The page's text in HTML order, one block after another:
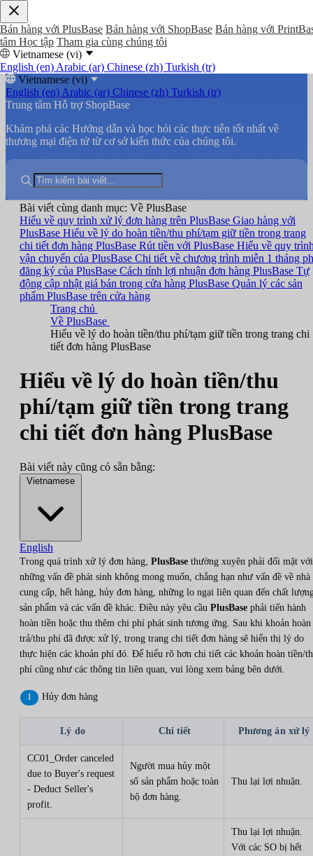
Bán hàng với PlusBase Bán hàng với ShopBase Bán hàng với
tâm Học tập Tham gia cùng chúng tôi
Vietnamese (vi)
English (en) Arabic (ar) Chinese (zh) Turkish (tr)
Vietnamese (vi)
English (en) Arabic (ar) Chinese (zh) Turkish (tr)
Trung tâm Hỗ trợ ShopBase
Khám phá các Hướng dẫn và học hỏi các thực tiễn tốt nhất về
thương mại điện tử từ cơ sở kiến thức của chúng tôi.
Bài viết cùng danh mục: Về PlusBase
Hiểu về quy trình xử lý đơn hàng trên PlusBase Giao hàng với
PlusBase Hiểu về lý do hoàn tiền/thu phí/tạm giữ tiền trong trang
chi tiết đơn hàng PlusBase Rút tiền với PlusBase Hiểu về quy
vận chuyển của PlusBase Chi tiết về chương trình miễn 1 tháng
đăng ký của PlusBase Cách tính lợi nhuận đơn hàng PlusBase Tự
động cập nhật giá bán trong cửa hàng PlusBase Quản lý các sản
phẩm PlusBase trên cửa hàng
Trang chủ
Về PlusBase
Hiểu về lý do hoàn tiền/thu phí/tạm giữ tiền trong trang chi
tiết đơn hàng PlusBase
Hiểu về lý do hoàn tiền/thu
phí/tạm giữ tiền trong trang
chi tiết đơn hàng PlusBase
Bài viết này cũng có sẵn bằng:
Vietnamese
English
Trong quá trình xử lý đơn hàng, PlusBase thường xuyên phải đối mặt với
những vấn đề phát sinh không mong muốn, chẳng hạn như vấn đề về nhà
cung cấp, hết hàng, hủy đơn hàng, những lo ngại liên quan đến chất
sản phẩm và các vấn đề khác. Điều này yêu cầu PlusBase phải tiến hành
hoàn tiền hoặc thu thêm chi phí phát sinh tương ứng. Sau khi khoản hoàn
trả/thu phí đã được xử lý, trong trang chi tiết đơn hàng sẽ hiển thị lý do
thực hiện các khoản phí đó. Để hiểu rõ hơn chi tiết các khoản hoàn tiền/
phí cũng như các thông tin liên quan, vui lòng xem bảng bên dưới.
Hủy đơn hàng
Lý do Chi tiết Phương án xử lý
CC01_Order canceled
due to Buyer's request
- Deduct Seller's
profit.
Người mua hủy một
số sản phẩm hoặc toàn
bộ đơn hàng.
Thu lại lợi nhuận.
Thu lại lợi nhuận.
Với các SO bị hết